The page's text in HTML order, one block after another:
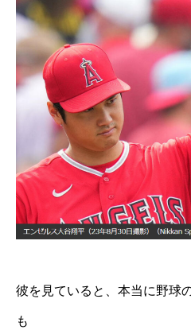
彼を見ていると、本当に野球
も